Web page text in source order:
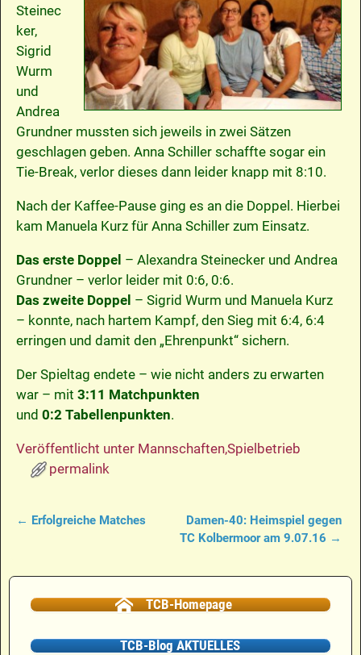
Steinec
ker,
Sigrid
Wurm
und
Andrea
Grundner mussten sich jeweils in zwei Sätzen
geschlagen geben. Anna Schiller schaffte sogar ein
Tie-Break, verlor dieses dann leider knapp mit 8:10.
Nach der Kaffee-Pause ging es an die Doppel. Hierbei
kam Manuela Kurz für Anna Schiller zum Einsatz.
Das erste Doppel – Alexandra Steinecker und Andrea
Grundner – verlor leider mit 0:6, 0:6.
Das zweite Doppel – Sigrid Wurm und Manuela Kurz
– konnte, nach hartem Kampf, den Sieg mit 6:4, 6:4
erringen und damit den „Ehrenpunkt“ sichern.
Der Spieltag endete – wie nicht anders zu erwarten
war – mit 3:11 Matchpunkten
und 0:2 Tabellenpunkten.
Veröffentlicht unter Mannschaften,Spielbetrieb
permalink
← Erfolgreiche Matches
Damen-40: Heimspiel gegen
TC Kolbermoor am 9.07.16 →
TCB-Homepage
TCB-Blog AKTUELLES